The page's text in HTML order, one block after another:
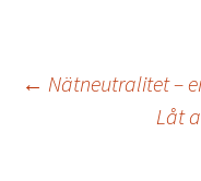
← Nätneutralitet –
Låt